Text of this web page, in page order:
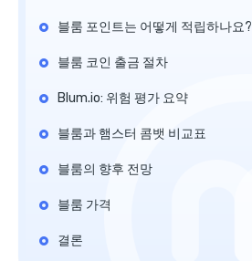
블룸 포인트는 어떻게 적립하나요?
블룸 코인 출금 절차
Blum.io: 위험 평가 요약
블룸과 햄스터 콤뱃 비교표
블룸의 향후 전망
블룸 가격
결론